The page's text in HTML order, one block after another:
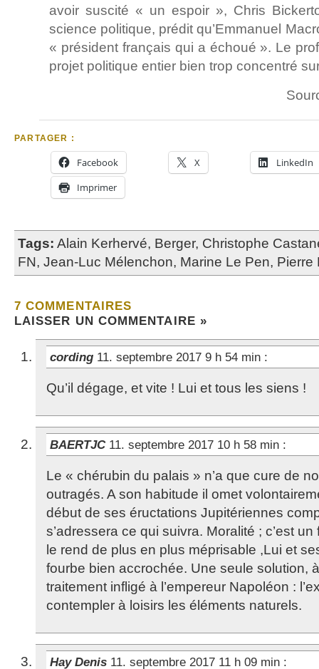
avoir suscité « un espoir », Chris
science politique, prédit qu’Emmanuel
« président français qui a échoué ». Le
projet politique entier bien trop concentré
PARTAGER :
Facebook X
LinkedIn
Imprimer
Tags: Alain Kerhervé, Berger, Christophe
FN, Jean-Luc Mélenchon, Marine Le Pen, Pierre
7 COMMENTAIRES
LAISSER UN COMMENTAIRE »
cording 11. septembre 2017 9 h 54 min :
Qu’il dégage, et vite ! Lui et tous les siens !
BAERTJC 11. septembre 2017 10 h 58 min :
Le « chérubin du palais » n’a que cure de
outragés. A son habitude il omet
début de ses éructations Jupitériennes
s’adressera ce qui suivra. Moralité ; c’est
le rend de plus en plus méprisable ,Lui et
fourbe bien accrochée. Une seule solution,
traitement infligé à l’empereur Napoléon :
contempler à loisirs les éléments naturels.
Hay Denis 11. septembre 2017 11 h 09 min :